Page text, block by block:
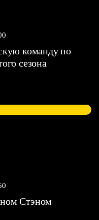
команду по
сезона
Стэном